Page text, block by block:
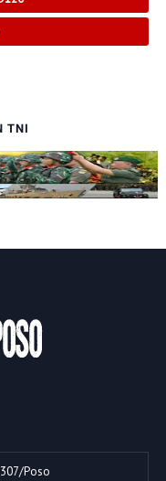
TNI
Poso